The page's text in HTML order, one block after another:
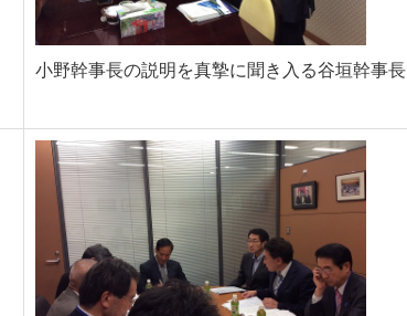
小野幹事長の説明を真摯に聞き入る谷垣幹事長